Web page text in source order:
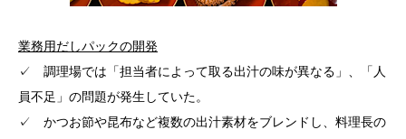
業務用だしパックの開発
✓ 調理場では「担当者によって取る出汁の味が異なる」、「人
員不足」の問題が発生していた。
✓ かつお節や昆布など複数の出汁素材をブレンドし、料理長の